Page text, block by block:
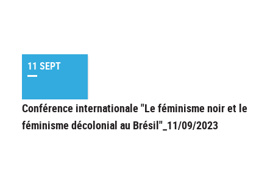
11 SEPT
Conférence internationale "Le féminisme noir et le
féminisme décolonial au Brésil"_11/09/2023